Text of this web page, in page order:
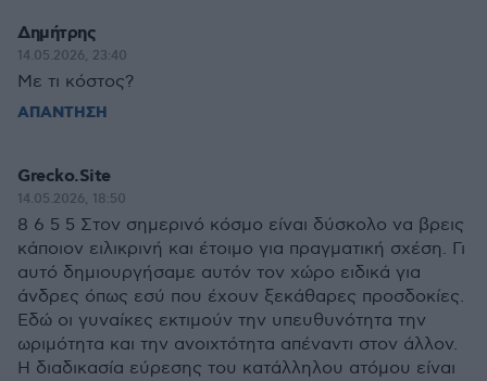
Δημήτρης
14.05.2026, 23:40
Με τι κόστος?
ΑΠΑΝΤΗΣΗ
Grecko.Site
14.05.2026, 18:50
8 6 5 5 Στον σημερινό κόσμο είναι δύσκολο να βρεις
κάποιον ειλικρινή και έτοιμο για πραγματική σχέση. Γι
αυτό δημιουργήσαμε αυτόν τον χώρο ειδικά για
άνδρες όπως εσύ που έχουν ξεκάθαρες προσδοκίες.
Εδώ οι γυναίκες εκτιμούν την υπευθυνότητα την
ωριμότητα και την ανοιχτότητα απέναντι στον άλλον.
Η διαδικασία εύρεσης του κατάλληλου ατόμου είναι